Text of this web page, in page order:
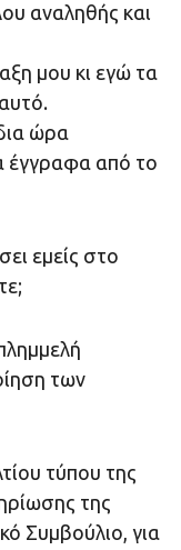
αναληθής και
μου κι εγώ τα
ώρα
έγγραφα από το
εμείς στο
των
τύπου της
της
Συμβούλιο, για